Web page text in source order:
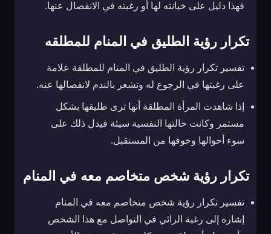
فهذا دليل على خيانته لها أو رغبته في الانفصال عنها.
تكرار رؤية الطليق في المنام للمطلقه
تفسير تكرار رؤية الطليق في المنام للمطلقة علامة
على رغبتها في الرجوع له وتشعر بالندم لانفصالها عنه.
إذا شاهدت المرأة المطلقة أنها ترى طليقها بشكل
مستمر وكانت حالتها النفسية سيئة فيدل ذلك على
سوء أحوالها وخوفها من المستقبل.
تكرار رؤية شخص متخاصم معه في المنام
تفسير تكرار رؤية شخص متخاصم معه في المنام
إشارة إلى رغبة الرائي في التواصل مع هذا الشخص